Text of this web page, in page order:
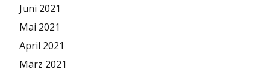
Juni 2021
Mai 2021
April 2021
März 2021